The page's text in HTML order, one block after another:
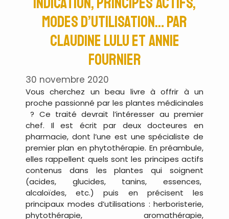
modes d’utilisation… par
Claudine Lulu et Annie
Fournier
30 novembre 2020
Vous cherchez un beau livre à offrir à un
proche passionné par les plantes médicinales
? Ce traité devrait l’intéresser au premier
chef. Il est écrit par deux docteures en
pharmacie, dont l’une est une spécialiste de
premier plan en phytothérapie. En préambule,
elles rappellent quels sont les principes actifs
contenus dans les plantes qui soignent
(acides, glucides, tanins, essences,
alcaloïdes, etc.) puis en précisent les
principaux modes d’utilisations : herboristerie,
phytothérapie, aromathérapie,